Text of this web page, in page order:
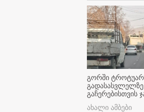
გორში
გადასასვლელზე
გაჩერებისთვის
ახალი ამბები